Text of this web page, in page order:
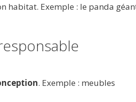
habitat. Exemple : le panda
. Exemple : meubles